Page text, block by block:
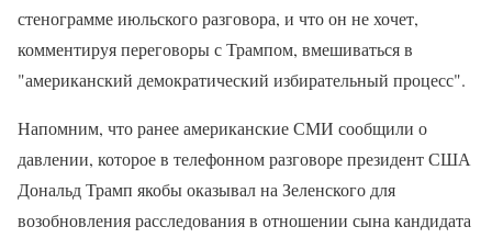
стенограмме июльского разговора, и что он не хочет,
комментируя переговоры с Трампом, вмешиваться в
"американский демократический избирательный процесс".
Напомним, что ранее американские СМИ сообщили о
давлении, которое в телефонном разговоре президент США
Дональд Трамп якобы оказывал на Зеленского для
возобновления расследования в отношении сына кандидата